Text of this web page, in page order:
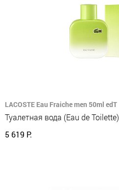
LACOSTE Eau Fraiche men 50ml edT
Туалетная вода (Eau de Toilette)
5 619 Р.